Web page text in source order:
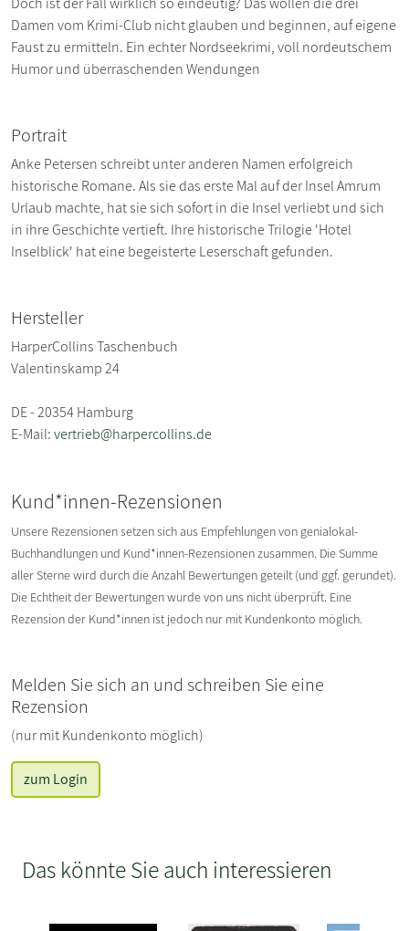
Damen vom Krimi-Club nicht glauben und beginnen, auf eigene
Faust zu ermitteln. Ein echter Nordseekrimi, voll nordeutschem
Humor und überraschenden Wendungen
Portrait
Anke Petersen schreibt unter anderen Namen erfolgreich
historische Romane. Als sie das erste Mal auf der Insel Amrum
Urlaub machte, hat sie sich sofort in die Insel verliebt und sich
in ihre Geschichte vertieft. Ihre historische Trilogie 'Hotel
Inselblick' hat eine begeisterte Leserschaft gefunden.
Hersteller
HarperCollins Taschenbuch
Valentinskamp 24
DE - 20354 Hamburg
E-Mail:vertrieb@harpercollins.de
Kund*innen-Rezensionen
Unsere Rezensionen setzen sich aus Empfehlungen von genialokal-
Buchhandlungen und Kund*innen-Rezensionen zusammen. Die Summe
aller Sterne wird durch die Anzahl Bewertungen geteilt (und ggf. gerundet).
Die Echtheit der Bewertungen wurde von uns nicht überprüft. Eine
Rezension der Kund*innen ist jedoch nur mit Kundenkonto möglich.
Melden Sie sich an und schreiben Sie eine
Rezension
(nur mit Kundenkonto möglich)
zum Login
Das könnte Sie auch interessieren